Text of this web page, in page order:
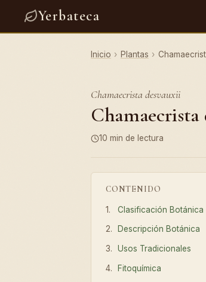
Yerbateca
Inicio › Plantas ›
Chamaecrista desvauxii
Chamaecrista
10 min de lectura
CONTENIDO
Clasificación Botánica
Descripción Botánica
Usos Tradicionales
Fitoquímica